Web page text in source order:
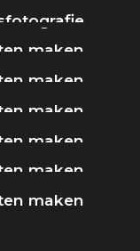
maken
maken
maken
maken
maken
maken